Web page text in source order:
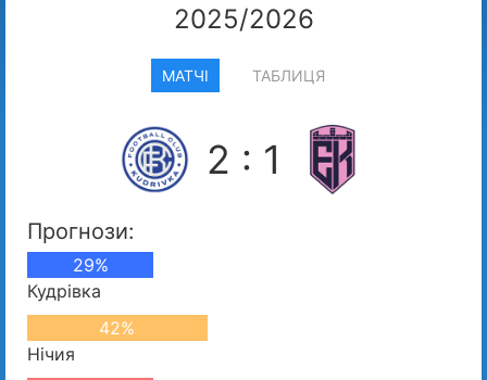
2025/2026
МАТЧІ ТАБЛИЦЯ
2 : 1
Прогнози:
29%
Кудрівка
42%
Нічия